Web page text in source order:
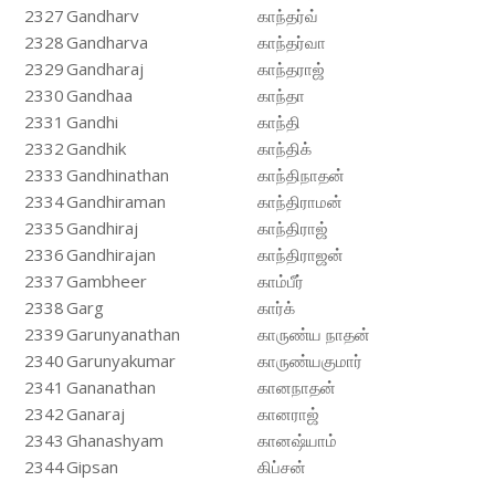
2327Gandharv
காந்தர்வ்
2328Gandharva
காந்தர்வா
2329Gandharaj
காந்தராஜ்
2330Gandhaa
காந்தா
2331 Gandhi
காந்தி
2332Gandhik
காந்திக்
2333 Gandhinathan
காந்திநாதன்
2334Gandhiraman
காந்திராமன்
2335Gandhiraj
காந்திராஜ்
2336Gandhirajan
காந்திராஜன்
2337Gambheer
காம்பீர்
2338Garg
கார்க்
2339Garunyanathan
காருண்ய நாதன்
2340Garunyakumar
காருண்யகுமார்
2341 Gananathan
கானநாதன்
2342Ganaraj
கானராஜ்
2343 Ghanashyam
கானஷ்யாம்
2344Gipsan
கிப்சன்